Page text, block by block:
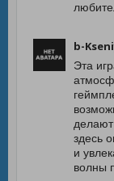
b-
Эта
здесь
и
волны